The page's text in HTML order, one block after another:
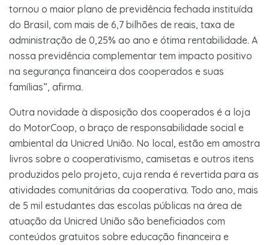
tornou o maior plano de previdência fechada instituída
do Brasil, com mais de 6,7 bilhões de reais, taxa de
administração de 0,25% ao ano e ótima rentabilidade. A
nossa previdência complementar tem impacto positivo
na segurança financeira dos cooperados e suas
famílias”, afirma.
Outra novidade à disposição dos cooperados é a loja
do MotorCoop, o braço de responsabilidade social e
ambiental da Unicred União. No local, estão em amostra
livros sobre o cooperativismo, camisetas e outros itens
produzidos pelo projeto, cuja renda é revertida para as
atividades comunitárias da cooperativa. Todo ano, mais
de 5 mil estudantes das escolas públicas na área de
atuação da Unicred União são beneficiados com
conteúdos gratuitos sobre educação financeira e